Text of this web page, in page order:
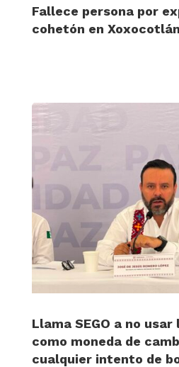
Fallece persona por
cohetón en Xoxocotlán
Llama SEGO a no
como moneda de
cualquier intento de